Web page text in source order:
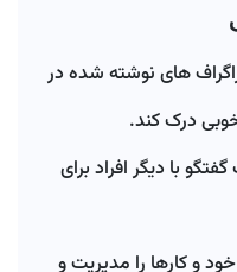
های نوشته شده در
درک کند.
با دیگر افراد برای
و کارها را مدیریت و